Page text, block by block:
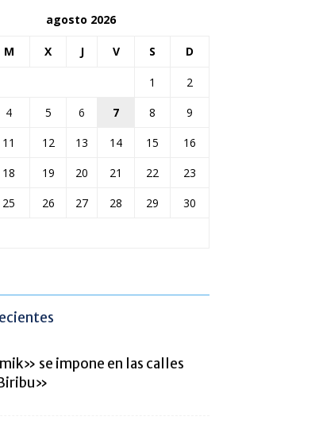
agosto 2026
M X J V S D
1
2
4 5 6 7 8
9
11 12 13 14 15
16
18 19 20 21 22
23
25 26 27 28 29
30
se impone en las calles